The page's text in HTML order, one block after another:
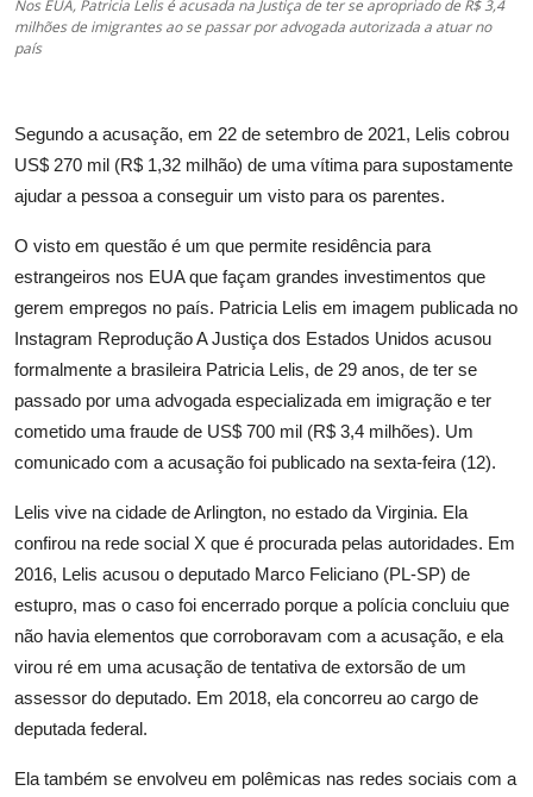
Nos EUA, Patricia Lelis é acusada na Justiça de ter se apropriado de R$ 3,4
milhões de imigrantes ao se passar por advogada autorizada a atuar no
país
Segundo a acusação, em 22 de setembro de 2021, Lelis cobrou
US$ 270 mil (R$ 1,32 milhão) de uma vítima para supostamente
ajudar a pessoa a conseguir um visto para os parentes.
O visto em questão é um que permite residência para
estrangeiros nos EUA que façam grandes investimentos que
gerem empregos no país. Patricia Lelis em imagem publicada no
Instagram Reprodução A Justiça dos Estados Unidos acusou
formalmente a brasileira Patricia Lelis, de 29 anos, de ter se
passado por uma advogada especializada em imigração e ter
cometido uma fraude de US$ 700 mil (R$ 3,4 milhões). Um
comunicado com a acusação foi publicado na sexta-feira (12).
Lelis vive na cidade de Arlington, no estado da Virginia. Ela
confirou na rede social X que é procurada pelas autoridades. Em
2016, Lelis acusou o deputado Marco Feliciano (PL-SP) de
estupro, mas o caso foi encerrado porque a polícia concluiu que
não havia elementos que corroboravam com a acusação, e ela
virou ré em uma acusação de tentativa de extorsão de um
assessor do deputado. Em 2018, ela concorreu ao cargo de
deputada federal.
Ela também se envolveu em polêmicas nas redes sociais com a